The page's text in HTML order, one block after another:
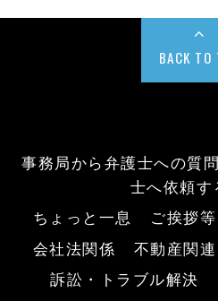
BACK TO
事務局から弁護士への質
士へ依頼す
ちょっと一息
ご挨拶等
会社法関係
不動産関連
訴訟・トラブル解決